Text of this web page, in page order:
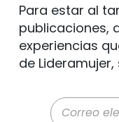
Para estar al
publicaciones,
experiencias
de
Correo